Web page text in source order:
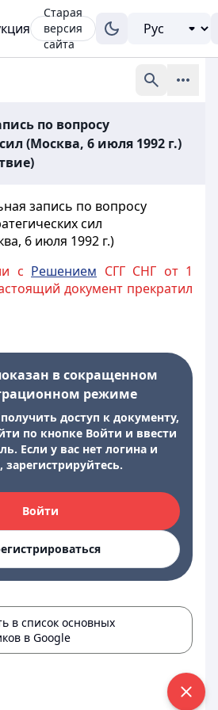
Старая
версия
сайта
по вопросу
(Москва, 6 июля 1992 г.)
запись по вопросу
сил
6 июля 1992 г.)
с Решением СГГ СНГ от 1
документ прекратил
в сокращенном
режиме
доступ к документу,
по кнопке Войти и ввести
Если у вас нет логина и
зарегистрируйтесь.
Войти
в список основных
в Google